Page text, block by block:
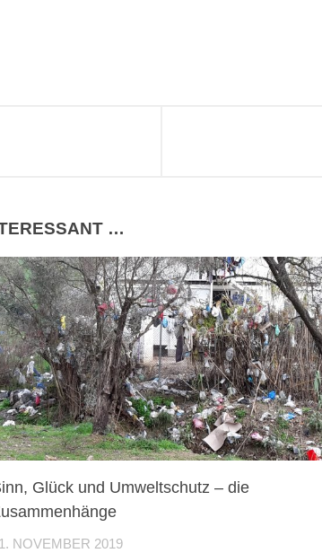
…
Glück und Umweltschutz – die
NOVEMBER 2019